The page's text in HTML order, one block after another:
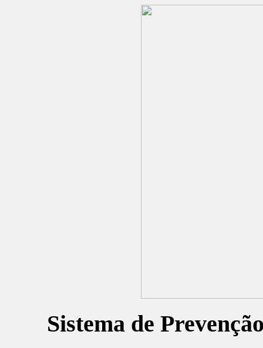
Sistema de